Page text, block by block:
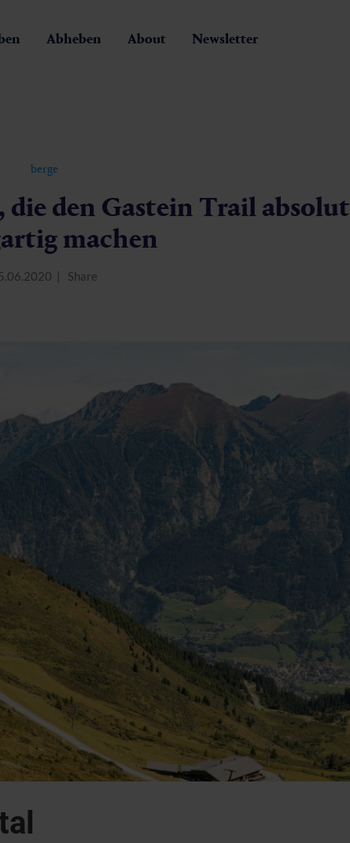
Abheben About Newsletter
berge
die den Gastein Trail absolut
machen
Share